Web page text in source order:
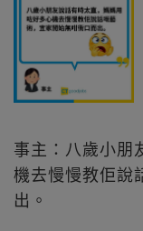
事主：八歲小朋
機去慢慢教佢說
出。